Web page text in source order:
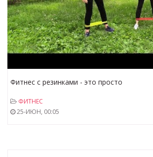
Фитнес с резинками - это просто
ФИТНЕС
25-ИЮН, 00:05